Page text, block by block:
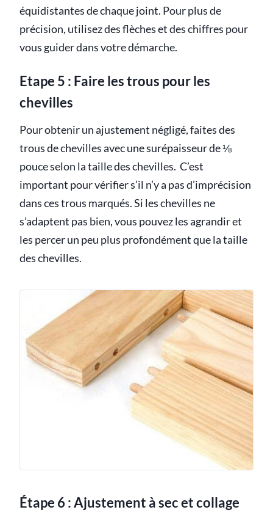
équidistantes de chaque joint. Pour plus de
précision, utilisez des flèches et des chiffres pour
vous guider dans votre démarche.
Etape 5 : Faire les trous pour les
chevilles
Pour obtenir un ajustement négligé, faites des
trous de chevilles avec une surépaisseur de ⅛
pouce selon la taille des chevilles. C’est
important pour vérifier s’il n’y a pas d’imprécision
dans ces trous marqués. Si les chevilles ne
s’adaptent pas bien, vous pouvez les agrandir et
les percer un peu plus profondément que la taille
des chevilles.
Étape 6 : Ajustement à sec et collage